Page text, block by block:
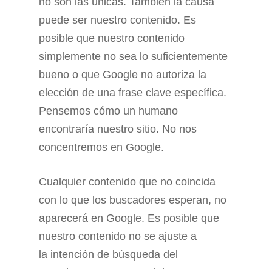
puede ser nuestro contenido. Es
posible que nuestro contenido
simplemente no sea lo suficientemente
bueno o que Google no autoriza la
elección de una frase clave específica.
Pensemos cómo un humano
encontraría nuestro sitio. No nos
concentremos en Google.
Cualquier contenido que no coincida
con lo que los buscadores esperan, no
aparecerá en Google. Es posible que
nuestro contenido no se ajuste a
la intención de búsqueda del